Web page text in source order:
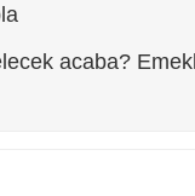
acaba?